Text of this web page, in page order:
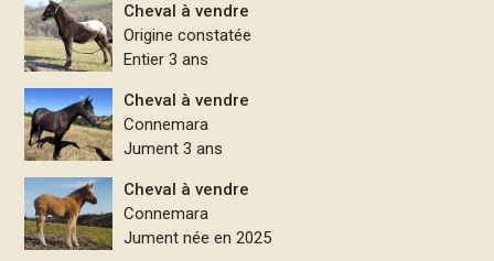
Cheval à vendre
Origine constatée
Entier 3 ans
Cheval à vendre
Connemara
Jument 3 ans
Cheval à vendre
Connemara
Jument née en 2025